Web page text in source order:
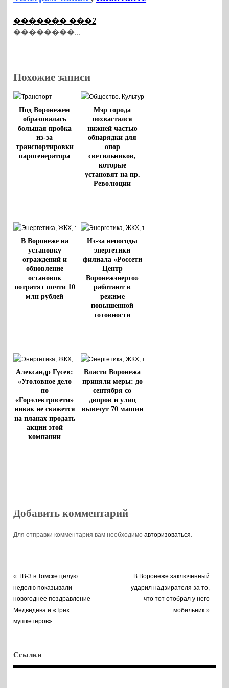
������� ���2
��������...
Похожие записи
Под Воронежем
образовалась
большая пробка
из-за
транспортировки
парогенератора
Мэр города
похвастался
нижней частью
обнарядки для
опор
светильников,
которые
установят на пр.
Революции
В Воронеже на
установку
ограждений и
обновление
остановок
потратят почти 10
млн рублей
Из-за непогоды
энергетики
филиала «Россети
Центр
Воронежэнерго»
работают в
режиме
повышенной
готовности
Александр Гусев:
«Уголовное дело
по
«Горэлектросети»
никак не скажется
на планах продать
акции этой
компании
Власти Воронежа
приняли меры: до
сентября со
дворов и улиц
вывезут 70 машин
Добавить комментарий
Для отправки комментария вам необходимоавторизоваться
«ТВ-3 в Томске целую
неделю показывали
новогоднее поздравление
Медведева и «Трех
мушкетеров»
В Воронеже заключенный
ударил надзирателя за то,
что тот отобрал у него
мобильник »
Ссылки